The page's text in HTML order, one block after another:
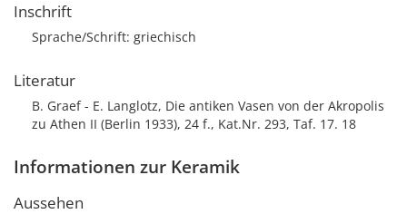
Inschrift
Sprache/Schrift: griechisch
Literatur
B. Graef - E. Langlotz, Die antiken Vasen von der Akropolis
zu Athen II (Berlin 1933), 24 f., Kat.Nr. 293, Taf. 17. 18
Informationen zur Keramik
Aussehen